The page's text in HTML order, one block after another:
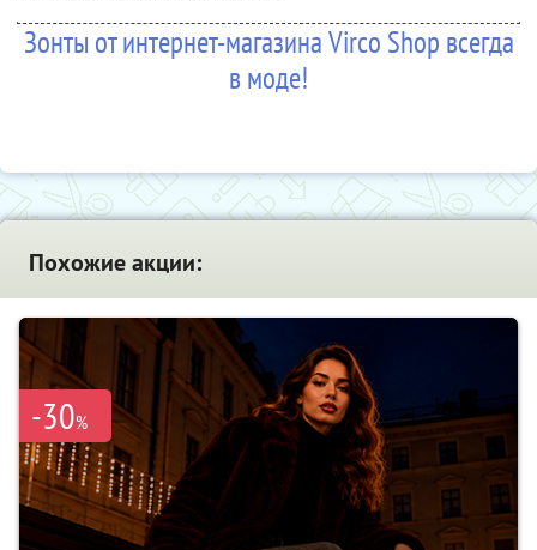
Зонты от интернет-магазина Virco Shop всегда
в моде!
Похожие акции:
-30%